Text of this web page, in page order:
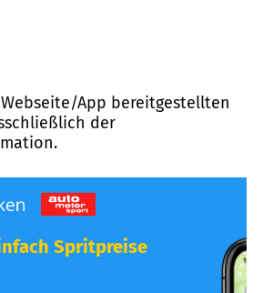
App bereitgestellten
der
Spritpreise